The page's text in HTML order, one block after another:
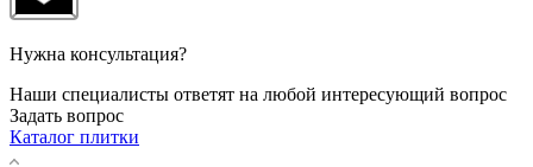
Нужна консультация?
Наши специалисты ответят на любой интересующий вопрос
Задать вопрос
Каталог плитки